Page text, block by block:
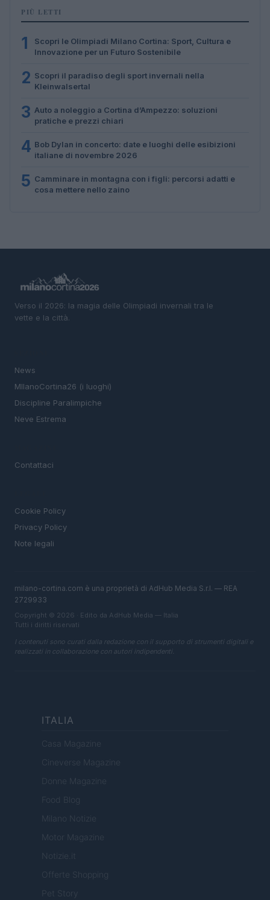
PIÙ LETTI
1
Scopri le Olimpiadi Milano Cortina: Sport, Cultura e
Innovazione per un Futuro Sostenibile
2 Scopri il paradiso degli sport invernali nella
Kleinwalsertal
3 Auto a noleggio a Cortina d’Ampezzo: soluzioni
pratiche e prezzi chiari
4 Bob Dylan in concerto: date e luoghi delle esibizioni
italiane di novembre 2026
5 Camminare in montagna con i figli: percorsi adatti e
cosa mettere nello zaino
Verso il 2026: la magia delle Olimpiadi invernali tra le
vette e la città.
News
MIlanoCortina26 (i luoghi)
Discipline Paralimpiche
Neve Estrema
Contattaci
Cookie Policy
Privacy Policy
Note legali
milano-cortina.com è una proprietà di AdHub Media S.r.l. — REA
2729933
Copyright © 2026 · Edito da AdHub Media — Italia
Tutti i diritti riservati
I contenuti sono curati dalla redazione con il supporto di strumenti digitali e
realizzati in collaborazione con autori indipendenti.
ITALIA
Casa Magazine
Cineverse Magazine
Donne Magazine
Food Blog
Milano Notizie
Motor Magazine
Notizie.it
Offerte Shopping
Pet Story